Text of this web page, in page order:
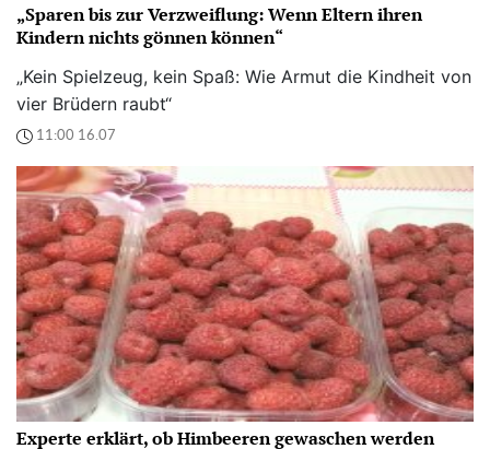
„Sparen bis zur Verzweiflung: Wenn Eltern ihren
Kindern nichts gönnen können“
„Kein Spielzeug, kein Spaß: Wie Armut die Kindheit von
vier Brüdern raubt“
11:00 16.07
Experte erklärt, ob Himbeeren gewaschen werden